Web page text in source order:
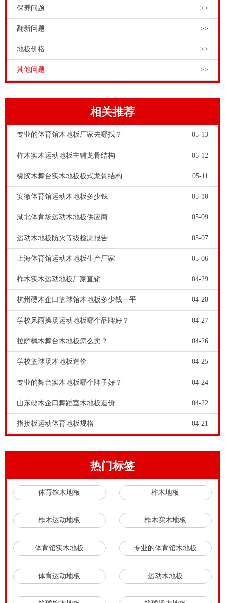
保养问题 >>
翻新问题 >>
地板价格 >>
其他问题 >>
相关推荐
专业的体育馆木地板厂家去哪找？ 05-13
柞木实木运动地板主辅龙骨结构 05-12
橡胶木舞台实木地板板式龙骨结构 05-11
安徽体育馆运动木地板多少钱 05-10
湖北体育场运动木地板供应商 05-09
运动木地板防火等级检测报告 05-07
上海体育馆运动木地板生产厂家 05-06
柞木实木运动地板厂家直销 04-29
杭州硬木企口篮球馆木地板多少钱一平 04-28
学校风雨操场运动地板哪个品牌好？ 04-27
拉萨枫木舞台木地板怎么卖？ 04-26
学校篮球场木地板造价 04-25
专业的舞台实木地板哪个牌子好？ 04-24
山东硬木企口舞蹈室木地板造价 04-22
指接板运动体育地板规格 04-21
热门标签
体育馆木地板 柞木地板
柞木运动地板 柞木实木地板
体育馆实木地板 专业的体育馆木地板
体育运动地板 运动木地板